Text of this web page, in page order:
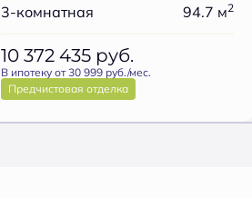
3-комнатная 94.7 м2
10 372 435 руб.
В ипотеку от 30 999 руб./мес.
Предчистовая отделка